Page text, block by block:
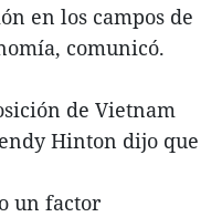
en los campos de
comunicó.
de Vietnam
Hinton dijo que
un factor